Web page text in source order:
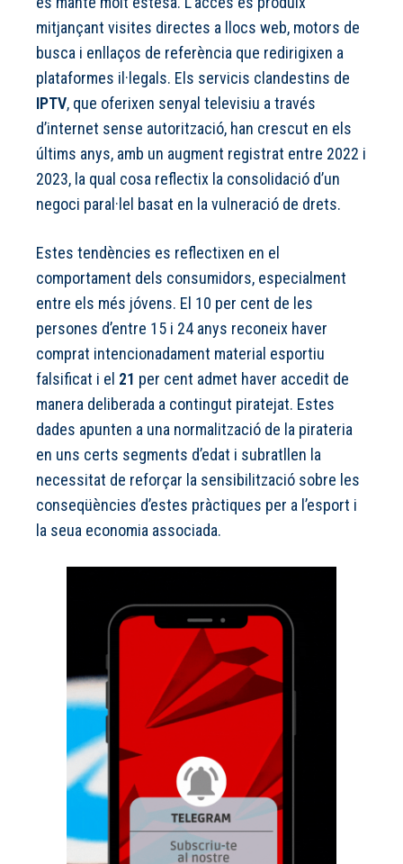
mitjançant visites directes a llocs web, motors de
busca i enllaços de referència que redirigixen a
plataformes il·legals. Els servicis clandestins de
IPTV, que oferixen senyal televisiu a través
d’internet sense autorització, han crescut en els
últims anys, amb un augment registrat entre 2022 i
2023, la qual cosa reflectix la consolidació d’un
negoci paral·lel basat en la vulneració de drets.
Estes tendències es reflectixen en el
comportament dels consumidors, especialment
entre els més jóvens. El 10 per cent de les
persones d’entre 15 i 24 anys reconeix haver
comprat intencionadament material esportiu
falsificat i el 21 per cent admet haver accedit de
manera deliberada a contingut piratejat. Estes
dades apunten a una normalització de la pirateria
en uns certs segments d’edat i subratllen la
necessitat de reforçar la sensibilització sobre les
conseqüències d’estes pràctiques per a l’esport i
la seua economia associada.